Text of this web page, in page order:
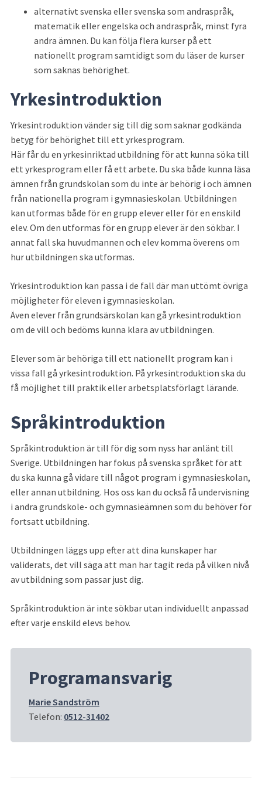
alternativt svenska eller svenska som andraspråk,
matematik eller engelska och andraspråk, minst fyra
andra ämnen. Du kan följa flera kurser på ett
nationellt program samtidigt som du läser de kurser
som saknas behörighet.
Yrkesintroduktion
Yrkesintroduktion vänder sig till dig som saknar godkända
betyg för behörighet till ett yrkesprogram.
Här får du en yrkesinriktad utbildning för att kunna söka till
ett yrkesprogram eller få ett arbete. Du ska både kunna läsa
ämnen från grundskolan som du inte är behörig i och ämnen
från nationella program i gymnasieskolan. Utbildningen
kan utformas både för en grupp elever eller för en enskild
elev. Om den utformas för en grupp elever är den sökbar. I
annat fall ska huvudmannen och elev komma överens om
hur utbildningen ska utformas.
Yrkesintroduktion kan passa i de fall där man uttömt övriga
möjligheter för eleven i gymnasieskolan.
Även elever från grundsärskolan kan gå yrkesintroduktion
om de vill och bedöms kunna klara av utbildningen.
Elever som är behöriga till ett nationellt program kan i
vissa fall gå yrkesintroduktion. På yrkesintroduktion ska du
få möjlighet till praktik eller arbetsplatsförlagt lärande.
Språkintroduktion
Språkintroduktion är till för dig som nyss har anlänt till
Sverige. Utbildningen har fokus på svenska språket för att
du ska kunna gå vidare till något program i gymnasieskolan,
eller annan utbildning. Hos oss kan du också få undervisning
i andra grundskole- och gymnasieämnen som du behöver för
fortsatt utbildning.
Utbildningen läggs upp efter att dina kunskaper har
validerats, det vill säga att man har tagit reda på vilken nivå
av utbildning som passar just dig.
Språkintroduktion är inte sökbar utan individuellt anpassad
efter varje enskild elevs behov.
Programansvarig
Marie Sandström
Telefon: 0512-31402